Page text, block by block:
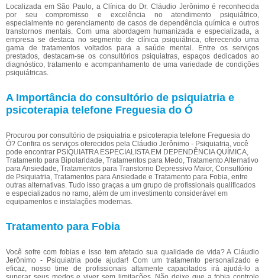
Localizada em São Paulo, a Clínica do Dr. Cláudio Jerônimo é reconhecida
por seu compromisso e excelência no atendimento psiquiátrico,
especialmente no gerenciamento de casos de dependência química e outros
transtornos mentais. Com uma abordagem humanizada e especializada, a
empresa se destaca no segmento de clínica psiquiátrica, oferecendo uma
gama de tratamentos voltados para a saúde mental. Entre os serviços
prestados, destacam-se os consultórios psiquiatras, espaços dedicados ao
diagnóstico, tratamento e acompanhamento de uma variedade de condições
psiquiátricas.
A Importância do consultório de psiquiatria e
psicoterapia telefone Freguesia do Ó
Procurou por consultório de psiquiatria e psicoterapia telefone Freguesia do
Ó? Confira os serviços oferecidos pela Cláudio Jerônimo - Psiquiatria, você
pode encontrar PSIQUIATRA ESPECIALISTA EM DEPENDÊNCIA QUÍMICA,
Tratamento para Bipolaridade, Tratamentos para Medo, Tratamento Alternativo
para Ansiedade, Tratamentos para Transtorno Depressivo Maior, Consultório
de Psiquiatria, Tratamentos para Ansiedade e Tratamento para Fobia, entre
outras alternativas. Tudo isso graças a um grupo de profissionais qualificados
e especializados no ramo, além de um investimento considerável em
equipamentos e instalações modernas.
Tratamento para Fobia
Você sofre com fobias e isso tem afetado sua qualidade de vida? A Cláudio
Jerônimo - Psiquiatria pode ajudar! Com um tratamento personalizado e
eficaz, nosso time de profissionais altamente capacitados irá ajudá-lo a